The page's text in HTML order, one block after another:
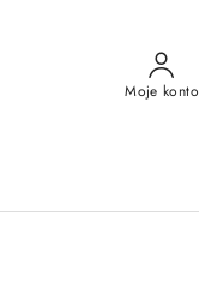
Moje konto